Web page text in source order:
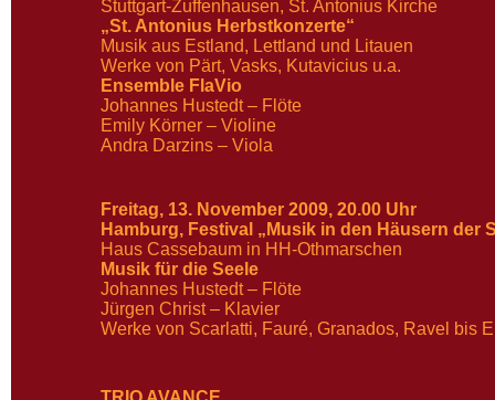
Stuttgart-Zuffenhausen, St. Antonius Kirche
„St. Antonius Herbstkonzerte“
Musik aus Estland, Lettland und Litauen
Werke von Pärt, Vasks, Kutavicius u.a.
Ensemble FlaVio
Johannes Hustedt – Flöte
Emily Körner – Violine
Andra Darzins – Viola
Freitag, 13. November 2009, 20.00 Uhr
Hamburg, Festival „Musik in den Häusern der
Haus Cassebaum in HH-Othmarschen
Musik für die Seele
Johannes Hustedt – Flöte
Jürgen Christ – Klavier
Werke von Scarlatti, Fauré, Granados, Ravel bis